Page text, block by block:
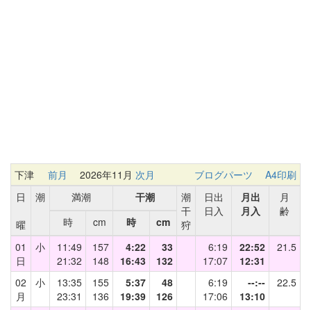
下津 前月 2026年11月 次月 ブログパーツ
A4印刷
日
曜
潮 満潮 干潮
潮
干
狩
日出
日入
月出
月入
月
齢
時
cm 時
cm
01
日
小
11:49
21:32
157
148
4:22
16:43
33
132
6:19
17:07
22:52
12:31
21.5
02
月
小
13:35
23:31
155
136
5:37
19:39
48
126
6:19
17:06
--:--
13:10
22.5